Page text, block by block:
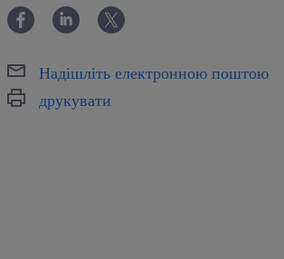
Co zyskasz, dołączając do nas?
Надішліть електронною поштою
друкувати